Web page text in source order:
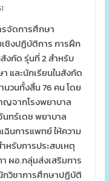
รจัดการศึกษา
ชิงปฏิบัติการ การฝึก
กัด รุ่นที่ 2 สำหรับ
และนักเรียนในสังกัด
นวนทั้งสิ้น 76 คน โดย
ญจากโรงพยาบาล
นทร์เดช พยาบาล
ฉินการแพทย์ ให้ความ
รับการประสบเหตุ
ผอ.กลุ่มส่งเสริมการ
วิชาการศึกษาปฏิบัติ